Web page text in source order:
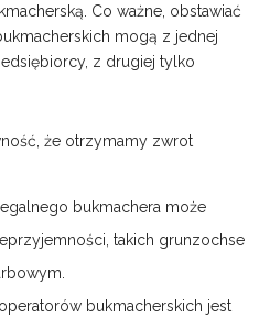
Co ważne, obstawiać
mogą z jednej
z drugiej tylko
że otrzymamy zwrot
bukmachera może
takich grunzochse
bukmacherskich jest